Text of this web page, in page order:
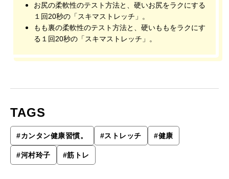
お尻の柔軟性のテスト方法と、硬いお尻をラクにする
１回20秒の「スキマストレッチ」。
もも裏の柔軟性のテスト方法と、硬いももをラクにす
る１回20秒の「スキマストレッチ」。
TAGS
#カンタン健康習慣。 #ストレッチ #健康
#河村玲子 #筋トレ